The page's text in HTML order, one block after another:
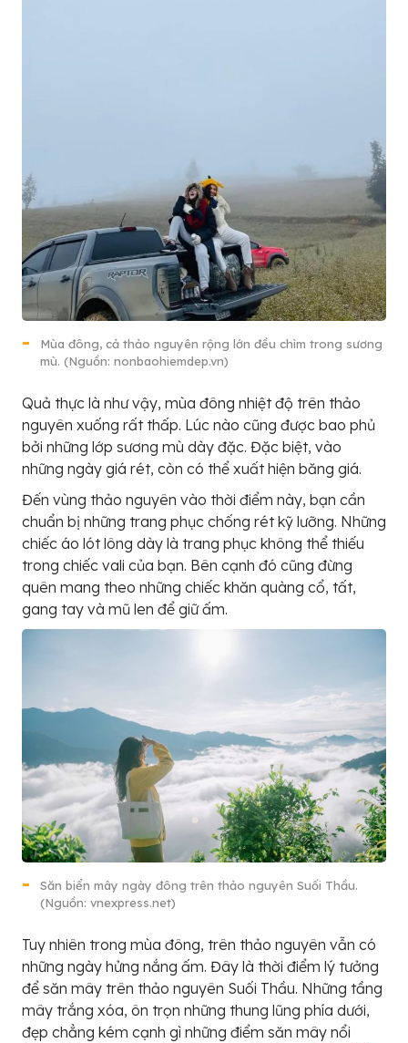
Mùa đông, cả thảo nguyên rộng lớn đều chìm trong sương
mù. (Nguồn: nonbaohiemdep.vn)
Quả thực là như vậy, mùa đông nhiệt độ trên thảo
nguyên xuống rất thấp. Lúc nào cũng được bao phủ
bởi những lớp sương mù dày đặc. Đặc biệt, vào
những ngày giá rét, còn có thể xuất hiện băng giá.
Đến vùng thảo nguyên vào thời điểm này, bạn cần
chuẩn bị những trang phục chống rét kỹ lưỡng. Những
chiếc áo lót lông dày là trang phục không thể thiếu
trong chiếc vali của bạn. Bên cạnh đó cũng đừng
quên mang theo những chiếc khăn quàng cổ, tất,
gang tay và mũ len để giữ ấm.
Săn biển mây ngày đông trên thảo nguyên Suối Thầu.
(Nguồn: vnexpress.net)
Tuy nhiên trong mùa đông, trên thảo nguyên vẫn có
những ngày hửng nắng ấm. Đây là thời điểm lý tưởng
để săn mây trên thảo nguyên Suối Thầu. Những tầng
mây trắng xóa, ôn trọn những thung lũng phía dưới,
đẹp chẳng kém cạnh gì những điểm săn mây nổi